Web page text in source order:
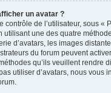
un avatar ?
contrôle de l’utilisateur, sous «
utilisant une des quatre
d’avatars, les images
du forum peuvent
qu’ils veuillent rendre
utiliser d’avatars, nous vous